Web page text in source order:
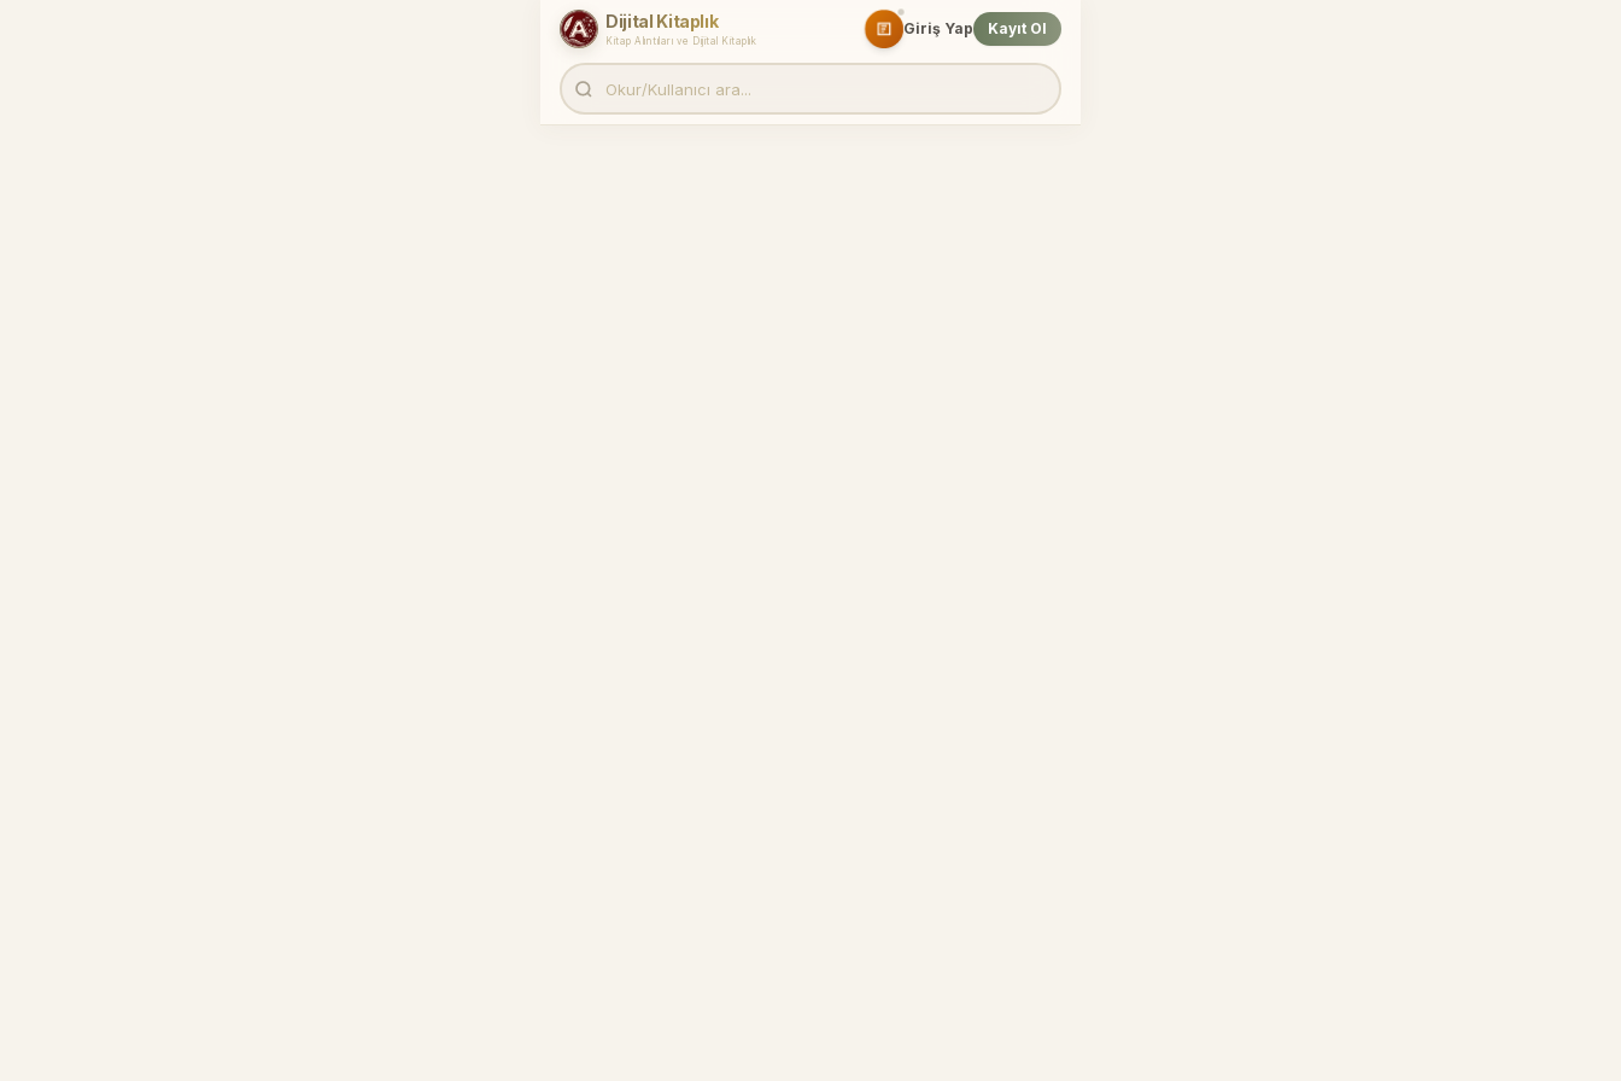
Dijital Kitaplık
Kitap Alıntıları ve Dijital Kitaplık
Giriş Yap Kayıt Ol